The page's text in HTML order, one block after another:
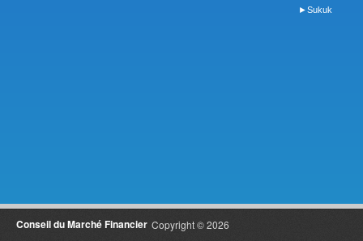
►Sukuk
Copyright © 2026
Conseil du Marché Financier